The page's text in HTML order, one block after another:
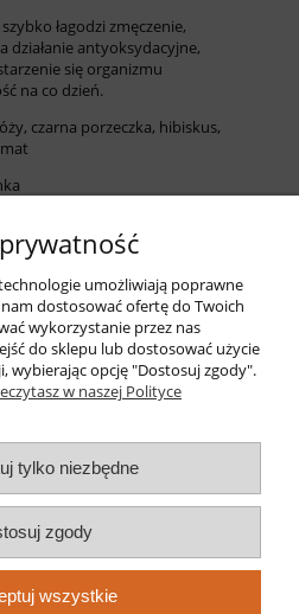
łagodzi zmęczenie,
działanie antyoksydacyjne,
się organizmu
na co dzień.
czarna porzeczka, hibiskus,
w zamkniętym
konto
i dostawa
umożliwiają poprawne
dostosować ofertę do Twoich
wykorzystanie przez nas
do sklepu lub dostosować użycie
wybierając opcję "Dostosuj zgody".
w naszej Polityce
tylko niezbędne
zgody
wszystkie